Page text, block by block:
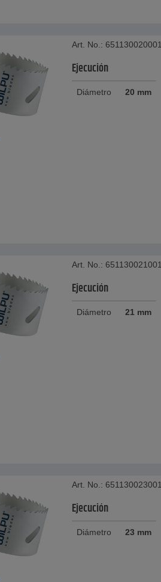
Art. No.: 651130020001
Ejecución
Diámetro 20 mm
Art. No.: 651130021001
Ejecución
Diámetro 21 mm
Art. No.: 651130023001
Ejecución
Diámetro 23 mm